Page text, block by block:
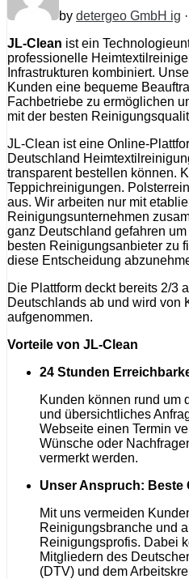
by detergeo GmbH ig
JL-Clean ist ein
professionelle
Infrastrukturen kombiniert.
Kunden eine bequeme
Fachbetriebe zu ermöglichen
mit der besten
JL-Clean ist eine Online-
Deutschland
transparent bestellen können.
Teppichreinigungen.
aus. Wir arbeiten nur mit
Reinigungsunternehmen
ganz Deutschland gefahren
besten Reinigungsanbieter zu
diese Entscheidung
Die Plattform deckt bereits 2/3
Deutschlands ab und wird von
aufgenommen.
Vorteile von JL-Clean
24 Stunden
Kunden können rund um
und übersichtliches
Webseite einen Termin
Wünsche oder
vermerkt werden.
Unser Anspruch: Beste
Mit uns vermeiden
Reinigungsbranche und
Reinigungsprofis. Dabei
Mitgliedern des
(DTV) und dem